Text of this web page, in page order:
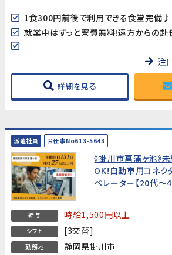
1食300円前後で利用できる食堂完備♪
注
詳細を見る
派遣社員 お仕事No613-5643
《掛川市菖蒲ヶ池》
OK!自動車用コネク
ペレーター【20代～
給与 時給1,500円以上
シフト [3交替]
勤務地 静岡県掛川市